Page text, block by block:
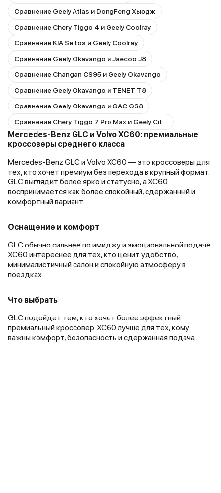
Сравнение Geely Atlas и DongFeng Хьюдж
Сравнение Chery Tiggo 4 и Geely Coolray
Сравнение KIA Seltos и Geely Coolray
Сравнение Geely Okavango и Jaecoo J8
Сравнение Changan CS95 и Geely Okavango
Сравнение Geely Okavango и TENET T8
Сравнение Geely Okavango и GAC GS8
Mercedes-Benz GLC и Volvo XC60: премиальные
кроссоверы среднего класса
Mercedes-Benz GLC и Volvo XC60 — это кроссоверы для
тех, кто хочет премиум без перехода в крупный формат.
GLC выглядит более ярко и статусно, а XC60
воспринимается как более спокойный, сдержанный и
комфортный вариант.
Оснащение и комфорт
GLC обычно сильнее по имиджу и эмоциональной подаче.
XC60 интереснее для тех, кто ценит удобство,
минималистичный салон и спокойную атмосферу в
поездках.
Что выбрать
GLC подойдет тем, кто хочет более эффектный
премиальный кроссовер. XC60 лучше для тех, кому
важны комфорт, безопасность и сдержанная подача.